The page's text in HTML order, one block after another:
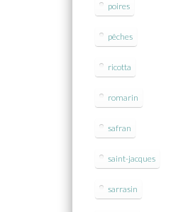
poires
pêches
ricotta
romarin
safran
saint-jacques
sarrasin